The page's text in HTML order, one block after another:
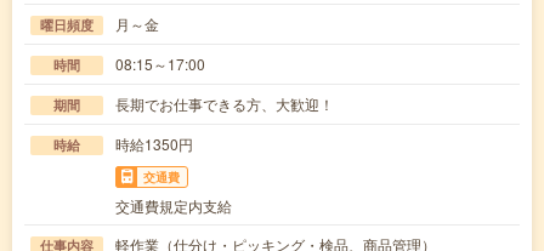
曜日頻度 月～金
時間 08:15～17:00
期間 長期でお仕事できる方、大歓迎！
時給 時給1350円
交通費
交通費規定内支給
仕事内容
軽作業（仕分け・ピッキング・検品、商品管理）